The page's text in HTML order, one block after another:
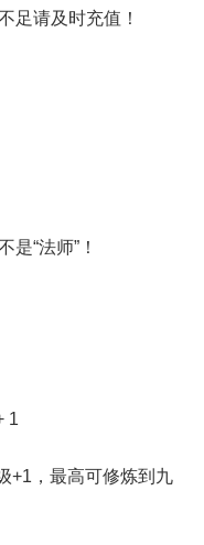
足请及时充值！
“法师”！
1
+1，最高可修炼到九